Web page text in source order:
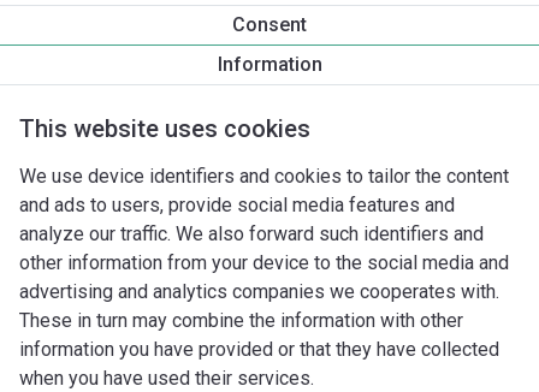
Consent
Information
This website uses cookies
We use device identifiers and cookies to tailor the content
and ads to users, provide social media features and
analyze our traffic. We also forward such identifiers and
other information from your device to the social media and
advertising and analytics companies we cooperates with.
These in turn may combine the information with other
information you have provided or that they have collected
when you have used their services.
Productinformatie
Rexa MINI3 V04.09/T05-540/O-10m